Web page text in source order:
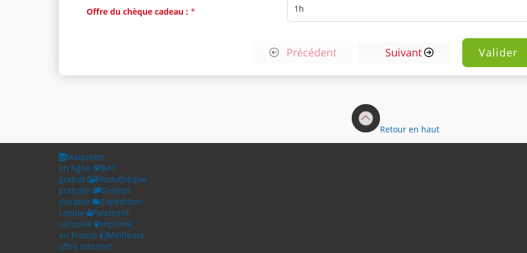
Offre du chèque cadeau : *
Précédent Suivant
Retour en haut
Maquette
en ligne
BAT
gratuit
Photothèque
gratuite
Gestion
durable
Expédition
rapide
Paiement
sécurisé
Imprimé
en France
Meilleure
offre internet